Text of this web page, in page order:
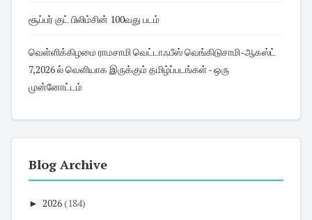
சூப்பர் குட் பிலிம்சின் 100வது படம்
வெள்ளிக்கிழமை ராமசாமி வெட்டாஃபீஸ் வெங்கிடுசாமி-ஆகஸ்ட்
7,2026 ல் வெளியாக இருக்கும் தமிழ்ப்படங்கள் - ஒரு
முன்னோட்டம்
Blog Archive
► 2026(184)